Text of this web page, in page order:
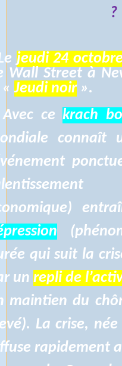
?
jeudi 24
Wall Street à
Jeudi noir ».
cekrach
connaît
qui suit la
un repli de
maintien du
La crise,
rapidement